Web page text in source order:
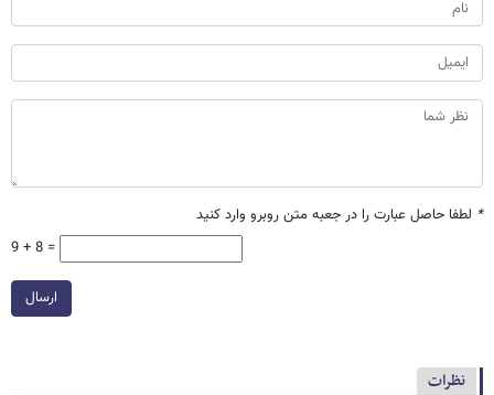
* لطفا حاصل عبارت را در جعبه متن روبرو وارد کنید
9 + 8 =
ارسال
نظرات